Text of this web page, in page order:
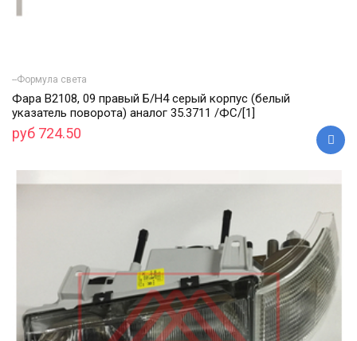
--Формула света
Фара В2108, 09 правый Б/Н4 серый корпус (белый
указатель поворота) аналог 35.3711 /ФС/[1]
руб 724.50